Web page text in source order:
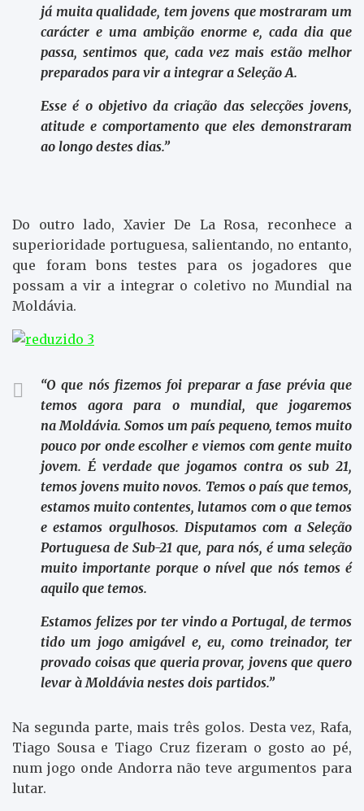
já muita qualidade, tem jovens que mostraram um
carácter e uma ambição enorme e, cada dia que
passa, sentimos que, cada vez mais estão melhor
preparados para vir a integrar a Seleção A.
Esse é o objetivo da criação das selecções jovens,
atitude e comportamento que eles demonstraram
ao longo destes dias.”
Do outro lado, Xavier De La Rosa, reconhece a
superioridade portuguesa, salientando, no entanto,
que foram bons testes para os jogadores que
possam a vir a integrar o coletivo no Mundial na
Moldávia.
“O que nós fizemos foi preparar a fase prévia que
temos agora para o mundial, que jogaremos
na Moldávia. Somos um país pequeno, temos muito
pouco por onde escolher e viemos com gente muito
jovem. É verdade que jogamos contra os sub 21,
temos jovens muito novos. Temos o país que temos,
estamos muito contentes, lutamos com o que temos
e estamos orgulhosos. Disputamos com a Seleção
Portuguesa de Sub-21 que, para nós, é uma seleção
muito importante porque o nível que nós temos é
aquilo que temos.
Estamos felizes por ter vindo a Portugal, de termos
tido um jogo amigável e, eu, como treinador, ter
provado coisas que queria provar, jovens que quero
levar à Moldávia nestes dois partidos.”
Na segunda parte, mais três golos. Desta vez, Rafa,
Tiago Sousa e Tiago Cruz fizeram o gosto ao pé,
num jogo onde Andorra não teve argumentos para
lutar.